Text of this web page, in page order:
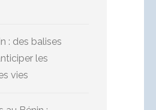
: des balises
les
vies